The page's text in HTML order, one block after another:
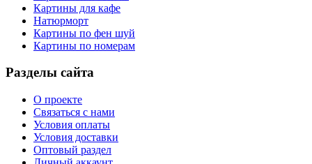
Картины для кафе
Натюрморт
Картины по фен шуй
Картины по номерам
Разделы сайта
О проекте
Связаться с нами
Условия оплаты
Условия доставки
Оптовый раздел